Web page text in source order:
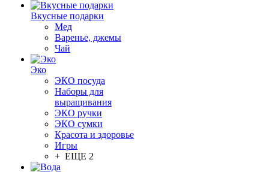
Вкусные подарки
Мед
Варенье, джемы
Чай
Эко
ЭКО посуда
Наборы для
выращивания
ЭКО ручки
ЭКО сумки
Красота и здоровье
Игры
+ ЕЩЕ 2